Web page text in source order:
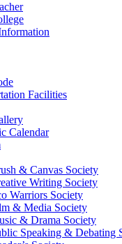
Facilities
Calendar
& Canvas Society
Writing Society
Warriors Society
& Media Society
& Drama Society
Speaking & Debating